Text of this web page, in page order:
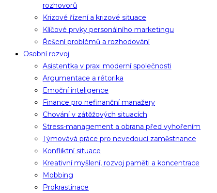
rozhovorů
Krizové řízení a krizové situace
Klíčové prvky personálního marketingu
Řešení problémů a rozhodování
Osobní rozvoj
Asistentka v praxi moderní společnosti
Argumentace a rétorika
Emoční inteligence
Finance pro nefinanční manažery
Chování v zátěžových situacích
Stress-management a obrana před vyhořením
Týmovává práce pro nevedoucí zaměstnance
Konfliktní situace
Kreativní myšlení, rozvoj paměti a koncentrace
Mobbing
Prokrastinace